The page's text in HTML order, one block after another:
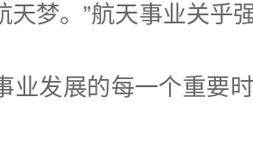
天梦。”航天事业关乎
发展的每一个重要时